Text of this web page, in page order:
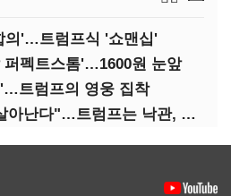
의'…트럼프식 '쇼맨십'
퍼펙트스톰'…1600원 눈앞
트럼프의 영웅 집착
"전쟁 끝나면 경제 살아난다"…트럼프는 낙관, 미국인은 싸늘